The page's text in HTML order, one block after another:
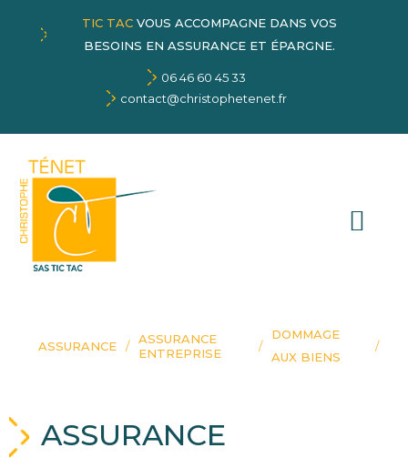
TIC TACVOUS ACCOMPAGNE DANS VOS
BESOINS EN ASSURANCE ET ÉPARGNE.
06 46 60 45 33
contact@christophetenet.fr
ASSURANCE
ASSURANCE
ENTREPRISE
DOMMAGE
AUX BIENS
ASSURANCE